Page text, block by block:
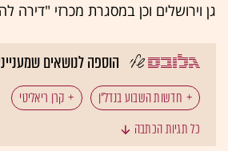
גן וירושלים וכן במסגרת מכרזי "דירה
הוספה לנושאים
חדשות השבוע בנדל"ן קרן ריאליטי
נדל"ן: עסקאות נדל"ן
כל תגיות הכתבה